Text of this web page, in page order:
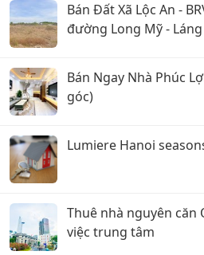
Bán Đất Xã Lộc An - BRVT 2300m2
đường Long Mỹ -
Bán Ngay Nhà Phúc
góc)
Lumiere Hanoi
Thuê nhà nguyên căn
việc trung tâm